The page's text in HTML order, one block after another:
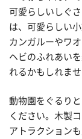
可愛らしいしぐ
は、可愛らしい
カンガルーやワ
ヘビのふれあい
れるかもしれませ
動物園をぐるり
ください。木製
アトラクション